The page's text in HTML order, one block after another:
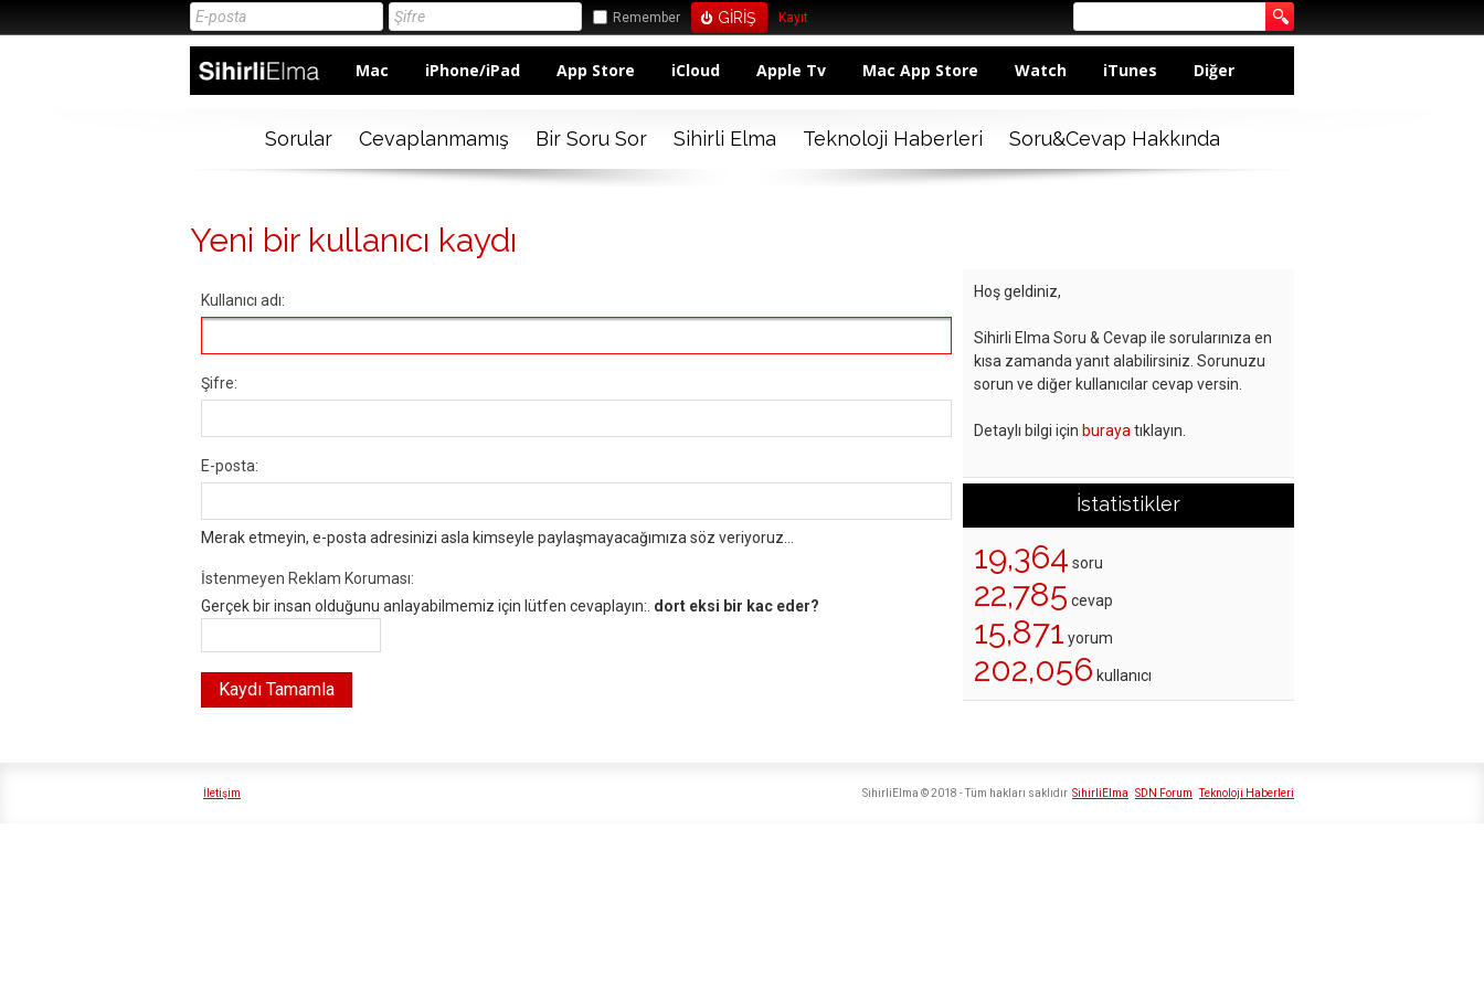
Remember Kayıt
Mac iPhone/iPad App Store iCloud Apple Tv Mac App Store Watch iTunes Diğer
Sorular Cevaplanmamış Bir Soru Sor Sihirli Elma Teknoloji Haberleri Soru&Cevap Hakkında
Yeni bir kullanıcı kaydı
Kullanıcı adı:
Şifre:
E-posta:
Merak etmeyin, e-posta adresinizi asla kimseyle paylaşmayacağımıza söz veriyoruz...
İstenmeyen Reklam Koruması:
Gerçek bir insan olduğunu anlayabilmemiz için lütfen cevaplayın:. dort eksi bir kac eder?
Hoş geldiniz,
Sihirli Elma Soru & Cevap ile sorularınıza en
kısa zamanda yanıt alabilirsiniz. Sorunuzu
sorun ve diğer kullanıcılar cevap versin.
Detaylı bilgi için buraya tıklayın.
İstatistikler
19,364 soru
22,785 cevap
15,871 yorum
202,056 kullanıcı
İletişim SihirliElma SDN Forum Teknoloji Haberleri
SihirliElma © 2018 - Tüm hakları saklıdır